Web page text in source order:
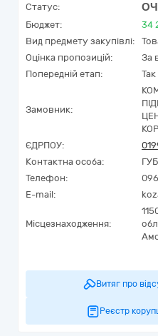
Статус:
Бюджет: 34
Вид предмету закупівлі:
Оцінка пропозицій:
За
Попередній етап:
Так
Замовник:
ЄДРПОУ:
Контактна особа:
Телефон:
E-mail:
Місцезнаходження:
Витяг про
Реєстр